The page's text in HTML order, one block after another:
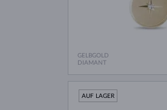
GELBGOLD
DIAMANT
AUF LAGER